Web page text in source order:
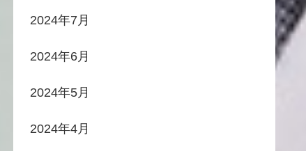
2024年7月
2024年6月
2024年5月
2024年4月